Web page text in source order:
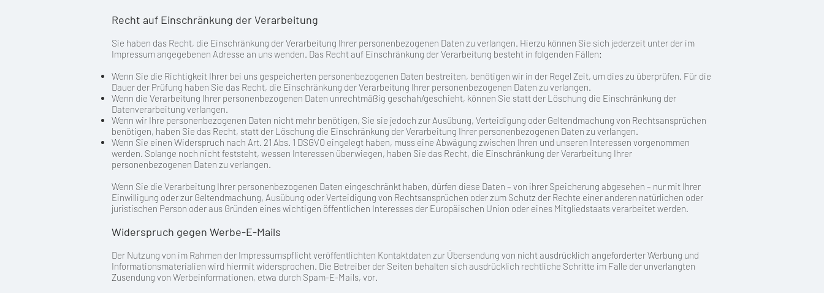
Recht auf Einschränkung der Verarbeitung
Sie haben das Recht, die Einschränkung der Verarbeitung Ihrer personenbezogenen Daten zu verlangen. Hierzu können Sie sich jederzeit unter der im
Impressum angegebenen Adresse an uns wenden. Das Recht auf Einschränkung der Verarbeitung besteht in folgenden Fällen:
Wenn Sie die Richtigkeit Ihrer bei uns gespeicherten personenbezogenen Daten bestreiten, benötigen wir in der Regel Zeit, um dies zu überprüfen. Für die
Dauer der Prüfung haben Sie das Recht, die Einschränkung der Verarbeitung Ihrer personenbezogenen Daten zu verlangen.
Wenn die Verarbeitung Ihrer personenbezogenen Daten unrechtmäßig geschah/geschieht, können Sie statt der Löschung die Einschränkung der
Datenverarbeitung verlangen.
Wenn wir Ihre personenbezogenen Daten nicht mehr benötigen, Sie sie jedoch zur Ausübung, Verteidigung oder Geltendmachung von Rechtsansprüchen
benötigen, haben Sie das Recht, statt der Löschung die Einschränkung der Verarbeitung Ihrer personenbezogenen Daten zu verlangen.
Wenn Sie einen Widerspruch nach Art. 21 Abs. 1 DSGVO eingelegt haben, muss eine Abwägung zwischen Ihren und unseren Interessen vorgenommen
werden. Solange noch nicht feststeht, wessen Interessen überwiegen, haben Sie das Recht, die Einschränkung der Verarbeitung Ihrer
personenbezogenen Daten zu verlangen.
Wenn Sie die Verarbeitung Ihrer personenbezogenen Daten eingeschränkt haben, dürfen diese Daten – von ihrer Speicherung abgesehen – nur mit Ihrer
Einwilligung oder zur Geltendmachung, Ausübung oder Verteidigung von Rechtsansprüchen oder zum Schutz der Rechte einer anderen natürlichen oder
juristischen Person oder aus Gründen eines wichtigen öffentlichen Interesses der Europäischen Union oder eines Mitgliedstaats verarbeitet werden.
Widerspruch gegen Werbe-E-Mails
Der Nutzung von im Rahmen der Impressumspflicht veröffentlichten Kontaktdaten zur Übersendung von nicht ausdrücklich angeforderter Werbung und
Informationsmaterialien wird hiermit widersprochen. Die Betreiber der Seiten behalten sich ausdrücklich rechtliche Schritte im Falle der unverlangten
Zusendung von Werbeinformationen, etwa durch Spam-E-Mails, vor.